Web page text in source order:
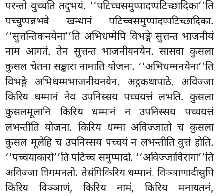
परन्तो वुच्चति तदुभयं. ‘‘पटिच्चसमुप्पादप्पटिच्छादिका’’ति
पच्चुप्पन्नभवे खन्धानं पटिच्चसमुप्पादप्पटिच्छादिका.
‘‘सुत्तन्तिकनयेना’’ति अभिधम्मेपि विभङ्गे सुत्तन्त भाजनीयं
नाम आगतं. तेन सुत्तन्त भाजनीयनयेन. सासवा कुसला
कुसल चेतना सङ्खारा नामाति योजना. ‘‘अभिधम्मनयेना’’ति
विभङ्गे अभिधम्मभाजनीयनयेन. अट्ठकथापाठे. अविज्जा
किरिय धम्मानं नेव उपनिस्सय पच्चयत्तं लभति. कुसला
कुसलमूलानि किरिय धम्मानं न उपनिस्सय पच्चयत्तं
लभन्तीति योजना. किरिय धम्मा अविज्जातो च कुसला
कुसल मूलेहि च उपनिस्सय पच्चयं न लभन्तीति वुत्तं होति.
‘‘पच्चयाकारो’’ति पटिच्च समुप्पादो. ‘‘अविज्जाविरागा’’ति
अविज्जा विगमनतो. तेसंपिकिरिय धम्मानं. विञ्ञाणादीसुपि
किरिय विञ्ञाणं, किरिय नामं, किरिय मनायतनं,